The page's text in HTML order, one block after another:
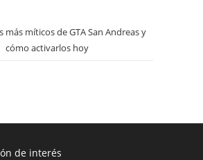
más míticos de GTA San Andreas y
cómo activarlos hoy
de interés